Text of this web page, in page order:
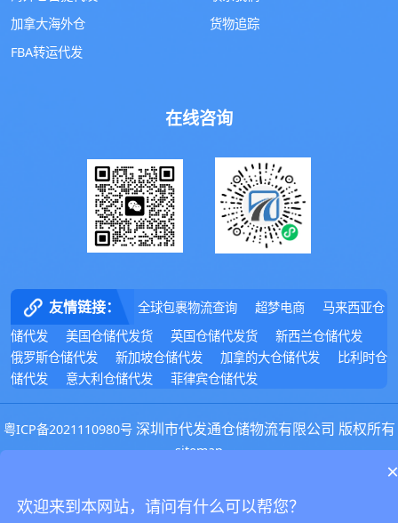
加拿大海外仓
FBA转运代发
货物追踪
在线咨询
友情链接： 全球包裹物流查询 超梦电商
马来西亚仓
储代发
美国仓储代发货 英国仓储代发货
新西兰仓储代发
俄罗斯仓储代发
新加坡仓储代发 加拿的大仓储代发
比利时仓
储代发
意大利仓储代发 菲律宾仓储代发
粤ICP备2021110980号深圳市代发通仓储物流有限公司 版权所有
sitemap
欢迎来到本网站，请问有什么可以帮您？